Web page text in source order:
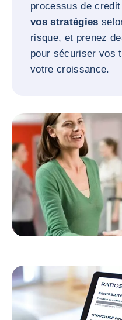
processus de
vos stratégies
risque, et prenez
pour sécuriser vos
votre croissance.